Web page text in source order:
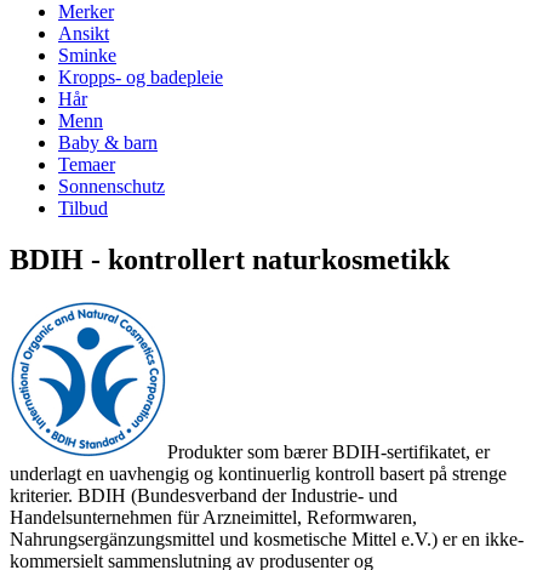
Merker
Ansikt
Sminke
Kropps- og badepleie
Hår
Menn
Baby & barn
Temaer
Sonnenschutz
Tilbud
BDIH - kontrollert naturkosmetikk
Produkter som bærer BDIH-sertifikatet, er
underlagt en uavhengig og kontinuerlig kontroll basert på strenge
kriterier. BDIH (Bundesverband der Industrie- und
Handelsunternehmen für Arzneimittel, Reformwaren,
Nahrungsergänzungsmittel und kosmetische Mittel e.V.) er en ikke-
kommersielt sammenslutning av produsenter og